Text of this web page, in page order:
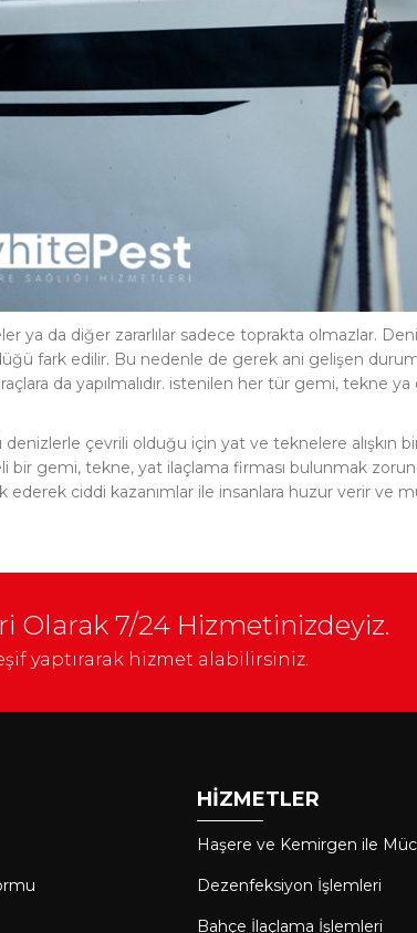
ya da diğer zararlılar sadece toprakta olmazlar.
fark edilir. Bu nedenle de gerek ani gelişen
da yapılmalıdır. istenilen her tür gemi, tekne
denizlerle çevrili olduğu için yat ve teknelere alışkın
bir gemi, tekne, yat ilaçlama firması bulunmak
ciddi kazanımlar ile insanlara huzur verir ve
Olarak 7/24 Hizmetinizdeyiz.
yaptırarak hizmet alabilirsiniz.
HİZMETLER
Haşere ve Kemirgen ile
Dezenfeksiyon İşlemleri
Bahçe İlaçlama İşlemleri